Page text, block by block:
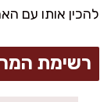
להכין אותו עם
רשימת